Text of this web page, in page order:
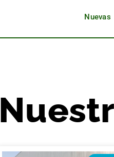
Nuevas